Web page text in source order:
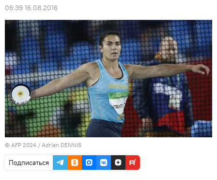
06:39 16.08.2016
© AFP 2024 / Adrian DENNIS
Подписаться